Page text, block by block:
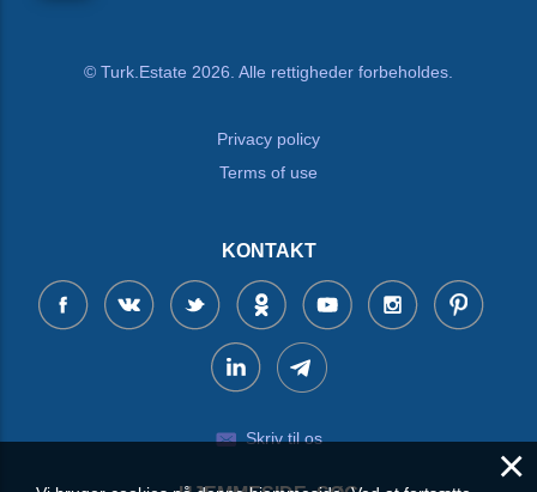
© Turk.Estate 2026. Alle rettigheder forbeholdes.
Privacy policy
Terms of use
KONTAKT
Skriv til os
×